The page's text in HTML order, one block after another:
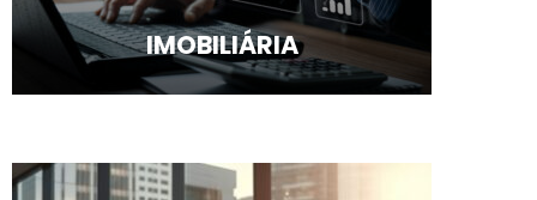
IMOBILIÁRIA